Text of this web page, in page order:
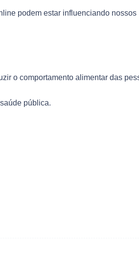
podem estar influenciando nossos
o comportamento alimentar das
pública.